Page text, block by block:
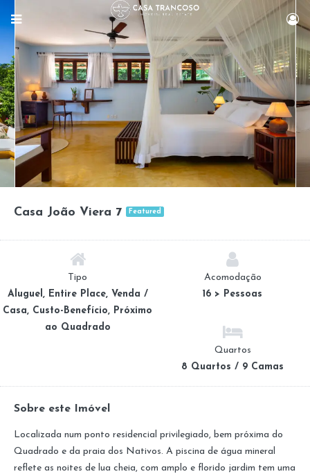
Casa João Viera 7 Featured
Tipo
Aluguel, Entire Place, Venda /
Casa, Custo-Benefício, Próximo
ao Quadrado
Acomodação
16 > Pessoas
Quartos
8 Quartos / 9 Camas
Sobre este Imóvel
Localizada num ponto residencial privilegiado, bem próxima do
Quadrado e da praia dos Nativos. A piscina de água mineral
reflete as noites de lua cheia, com amplo e florido jardim tem uma